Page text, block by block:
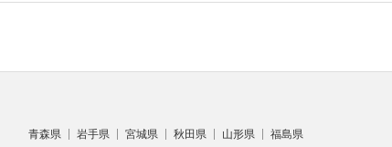
青森県 岩手県 宮城県 秋田県 山形県
福島県